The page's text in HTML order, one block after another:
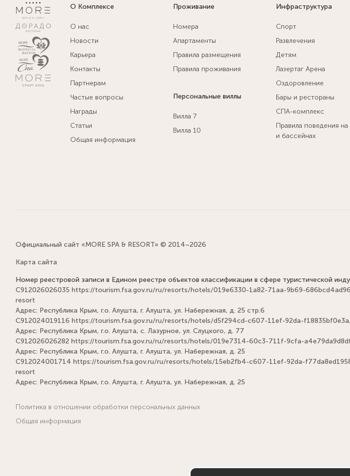
О Комплексе
О нас
Новости
Карьера
Контакты
Партнерам
Частые вопросы
Награды
Статьи
Общая информация
Проживание
Номера
Апартаменты
Правила размещения
Правила проживания
Персональные виллы
Вилла 7
Вилла 10
Инфраструктура
Спорт
Развлечения
Детям
Лазертаг Арена
Оздоровление
Бары и рестораны
СПА-комплекс
Правила поведения
и бассейнах
Официальный сайт «MORE SPA & RESORT» © 2014–2026
Карта сайта
Номер реестровой записи в Едином реестре объектов классификации в сфере туристической
С912026026035 https://tourism.fsa.gov.ru/ru/resorts/hotels/019e6330-1a82-71aa-9b69-
resort
Адрес: Республика Крым, г.о. Алушта, г. Алушта, ул. Набережная, д. 25 стр.6
С912024019116 https://tourism.fsa.gov.ru/ru/resorts/hotels/d5f294cd-c607-11ef-92da-
Адрес: Республика Крым, г.о. Алушта, с. Лазурное, ул. Слуцкого, д. 77
С912026026282 https://tourism.fsa.gov.ru/ru/resorts/hotels/019e7314-60c3-711f-9cfa-
Адрес: Республика Крым, г.о. Алушта, г. Алушта, ул. Набережная, д. 25
С912024001714 https://tourism.fsa.gov.ru/ru/resorts/hotels/15eb2fb4-c607-11ef-92da-
resort
Адрес: Республика Крым, г.о. Алушта, г. Алушта, ул. Набережная, д. 25
Политика в отношении обработки персональных данных
Общая информация